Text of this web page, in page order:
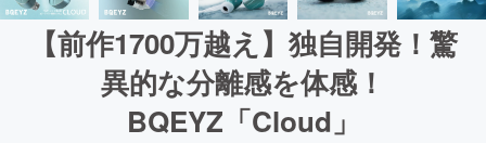
【前作1700万越え】独自開発！驚
異的な分離感を体感！
BQEYZ「Cloud」